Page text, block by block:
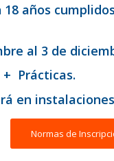
años
al 3 de
+ Prácticas.
en
Normas de